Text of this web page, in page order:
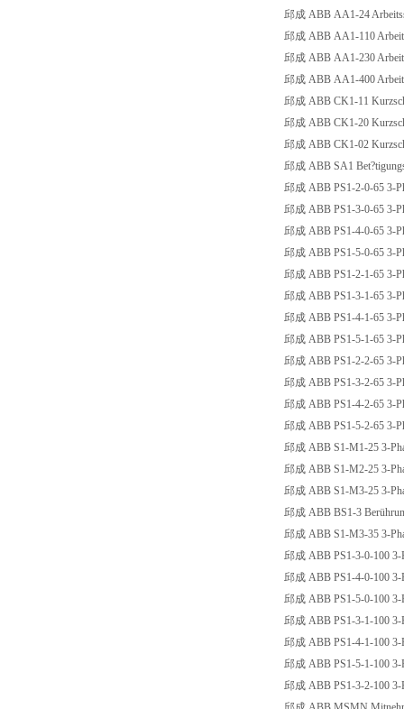
邱成 ABB AA1-24
邱成 ABB AA1-110
邱成 ABB AA1-230
邱成 ABB AA1-400
邱成 ABB CK1-11
邱成 ABB CK1-20
邱成 ABB CK1-02
邱成 ABB SA1
邱成 ABB PS1-2-0-65 3-
邱成 ABB PS1-3-0-65 3-
邱成 ABB PS1-4-0-65 3-
邱成 ABB PS1-5-0-65 3-
邱成 ABB PS1-2-1-65 3-
邱成 ABB PS1-3-1-65 3-
邱成 ABB PS1-4-1-65 3-
邱成 ABB PS1-5-1-65 3-
邱成 ABB PS1-2-2-65 3-
邱成 ABB PS1-3-2-65 3-
邱成 ABB PS1-4-2-65 3-
邱成 ABB PS1-5-2-65 3-
邱成 ABB S1-M1-25 3-
邱成 ABB S1-M2-25 3-
邱成 ABB S1-M3-25 3-
邱成 ABB BS1-3
邱成 ABB S1-M3-35 3-
邱成 ABB PS1-3-0-100 3-
邱成 ABB PS1-4-0-100 3-
邱成 ABB PS1-5-0-100 3-
邱成 ABB PS1-3-1-100 3-
邱成 ABB PS1-4-1-100 3-
邱成 ABB PS1-5-1-100 3-
邱成 ABB PS1-3-2-100 3-